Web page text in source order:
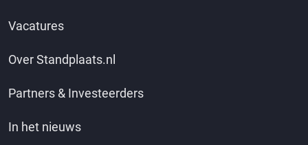
Vacatures
Over Standplaats.nl
Partners & Investeerders
In het nieuws